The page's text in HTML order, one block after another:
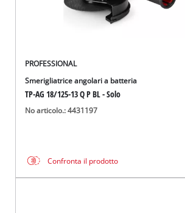
PROFESSIONAL
Smerigliatrice angolari a batteria
TP-AG 18/125-13 Q P BL - Solo
No articolo.: 4431197
Confronta il prodotto